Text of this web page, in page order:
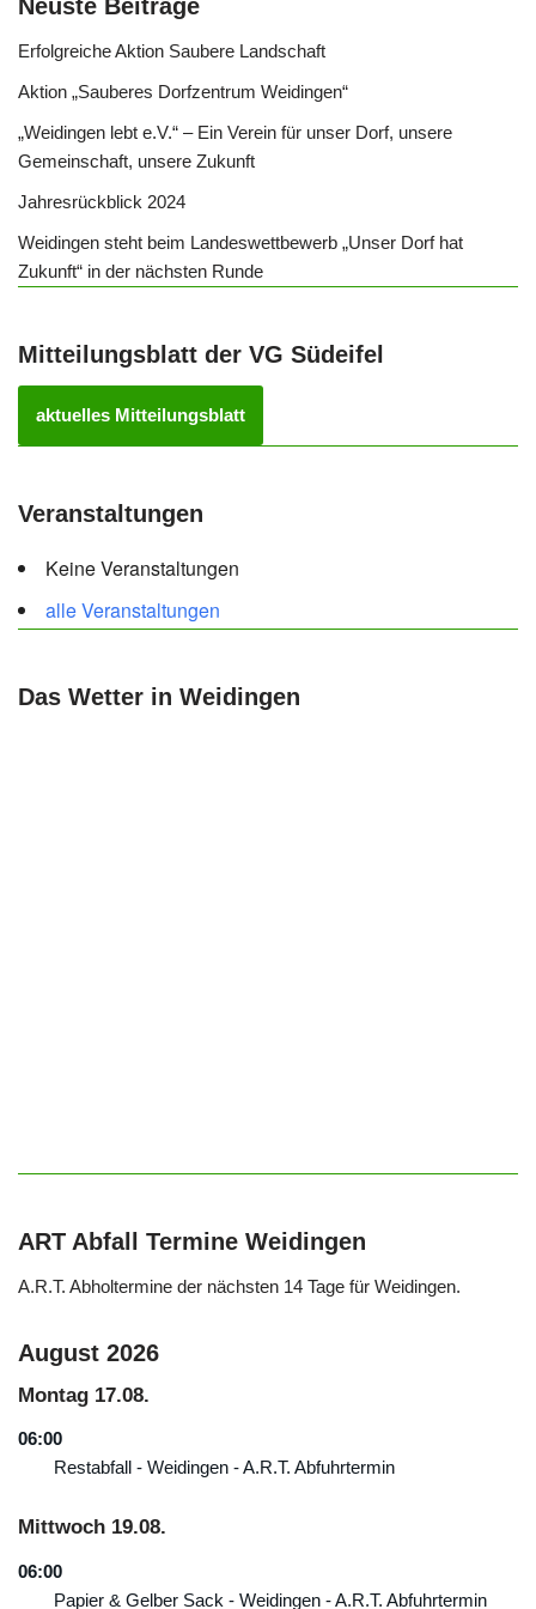
Neuste Beiträge
Erfolgreiche Aktion Saubere Landschaft
Aktion „Sauberes Dorfzentrum Weidingen“
„Weidingen lebt e.V.“ – Ein Verein für unser Dorf, unsere
Gemeinschaft, unsere Zukunft
Jahresrückblick 2024
Weidingen steht beim Landeswettbewerb „Unser Dorf hat
Zukunft“ in der nächsten Runde
Mitteilungsblatt der VG Südeifel
aktuelles Mitteilungsblatt
Veranstaltungen
Keine Veranstaltungen
alle Veranstaltungen
Das Wetter in Weidingen
ART Abfall Termine Weidingen
A.R.T. Abholtermine der nächsten 14 Tage für Weidingen.
August 2026
Montag 17.08.
06:00
Restabfall - Weidingen - A.R.T. Abfuhrtermin
Mittwoch 19.08.
06:00
Papier & Gelber Sack - Weidingen - A.R.T. Abfuhrtermin